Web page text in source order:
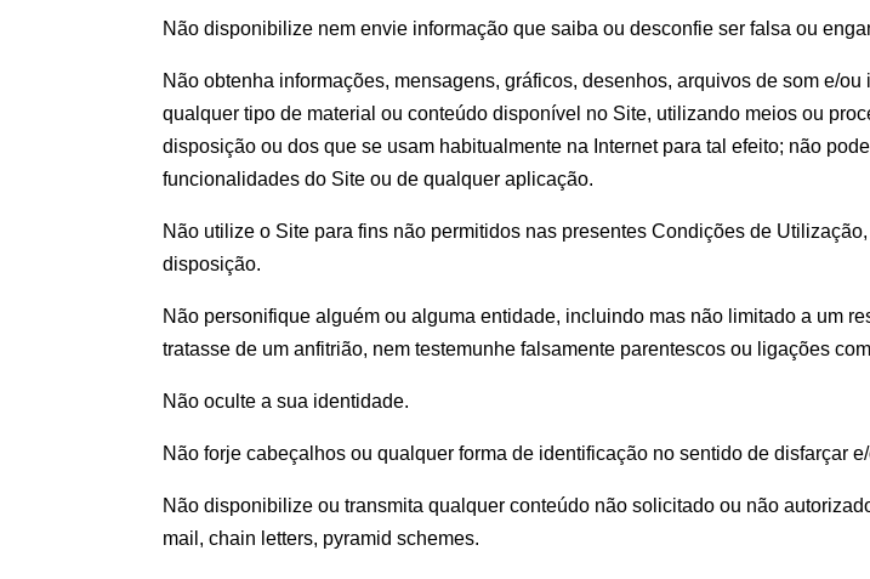
Não disponibilize nem envie informação que saiba ou desconfie ser falsa ou
Não obtenha informações, mensagens, gráficos, desenhos, arquivos de som e/
qualquer tipo de material ou conteúdo disponível no Site, utilizando meios ou
disposição ou dos que se usam habitualmente na Internet para tal efeito; não
funcionalidades do Site ou de qualquer aplicação.
Não utilize o Site para fins não permitidos nas presentes Condições de
disposição.
Não personifique alguém ou alguma entidade, incluindo mas não limitado a um
tratasse de um anfitrião, nem testemunhe falsamente parentescos ou ligações
Não oculte a sua identidade.
Não forje cabeçalhos ou qualquer forma de identificação no sentido de disfarçar
Não disponibilize ou transmita qualquer conteúdo não solicitado ou não
mail, chain letters, pyramid schemes.